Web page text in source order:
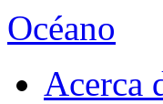
Océano
Acerca